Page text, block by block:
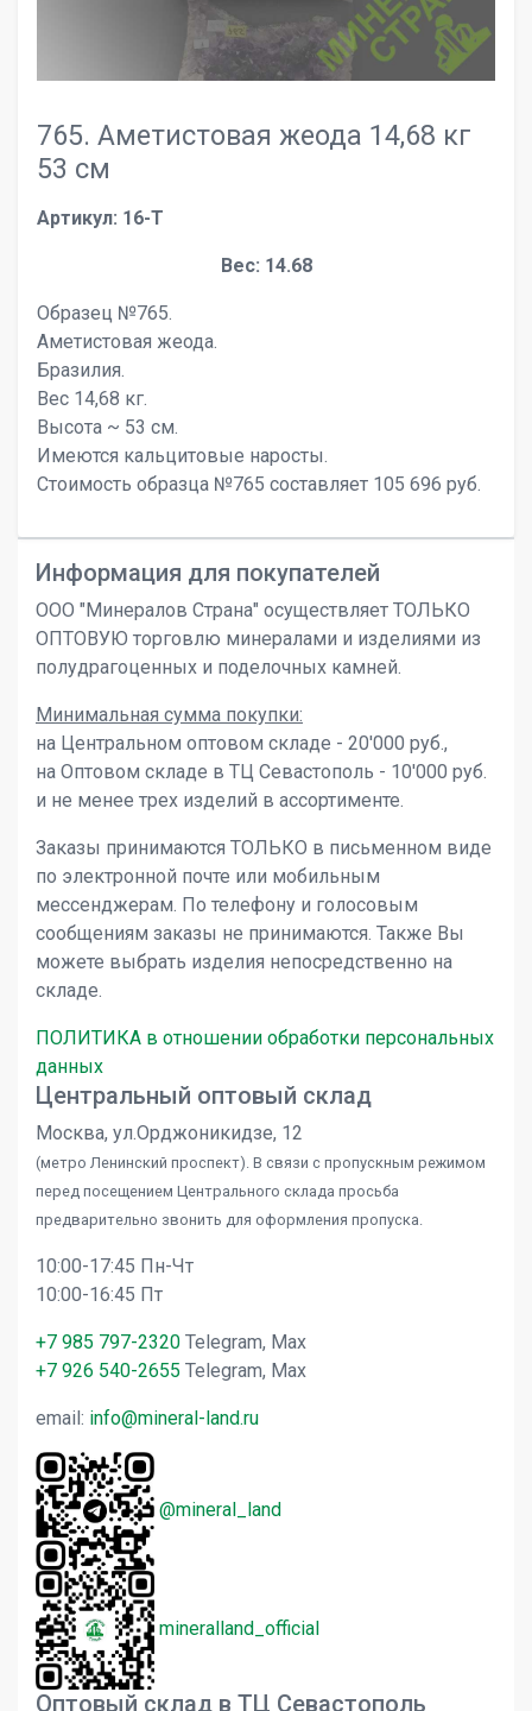
765. Аметистовая жеода 14,68 кг
53 см
Артикул: 16-T
Вес: 14.68
Образец №765.
Аметистовая жеода.
Бразилия.
Вес 14,68 кг.
Высота ~ 53 см.
Имеются кальцитовые наросты.
Стоимость образца №765 составляет 105 696 руб.
Информация для покупателей
ООО "Минералов Страна" осуществляет ТОЛЬКО
ОПТОВУЮ торговлю минералами и изделиями из
полудрагоценных и поделочных камней.
Минимальная сумма покупки:
на Центральном оптовом складе - 20'000 руб.,
на Оптовом складе в ТЦ Севастополь - 10'000 руб.
и не менее трех изделий в ассортименте.
Заказы принимаются ТОЛЬКО в письменном виде
по электронной почте или мобильным
мессенджерам. По телефону и голосовым
сообщениям заказы не принимаются. Также Вы
можете выбрать изделия непосредственно на
складе.
ПОЛИТИКА в отношении обработки персональных
данных
Центральный оптовый склад
Москва, ул.Орджоникидзе, 12
(метро Ленинский проспект). В связи с пропускным режимом
перед посещением Центрального склада просьба
предварительно звонить для оформления пропуска.
10:00-17:45 Пн-Чт
10:00-16:45 Пт
+7 985 797-2320 Telegram, Max
+7 926 540-2655 Telegram, Max
email: info@mineral-land.ru
@mineral_land
mineralland_official
Оптовый склад в ТЦ Севастополь